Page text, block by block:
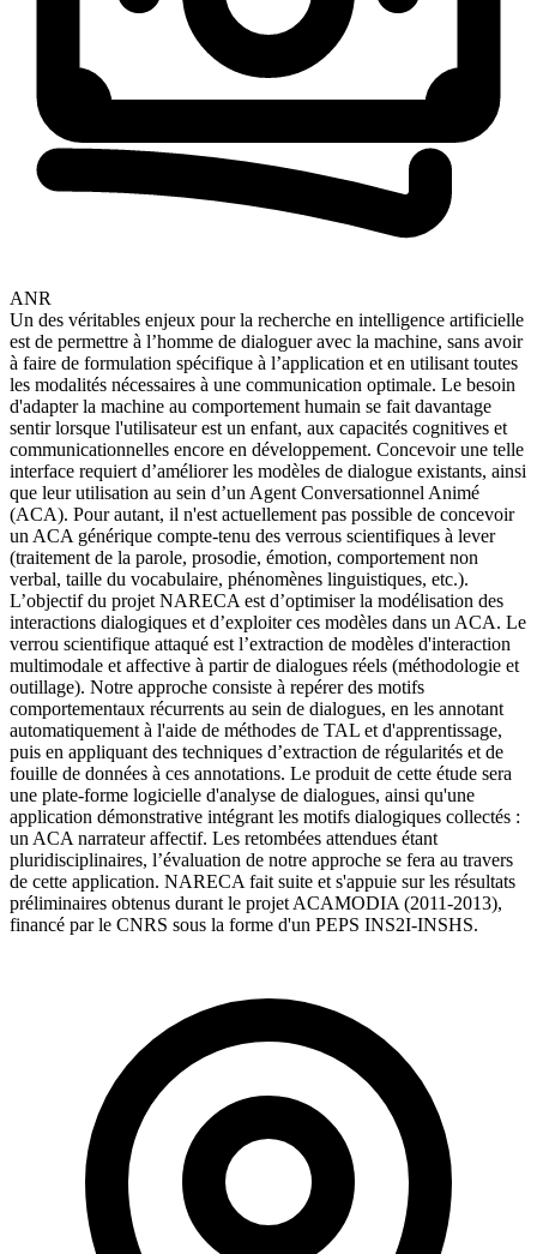
ANR
Un des véritables enjeux pour la recherche en intelligence artificielle
est de permettre à l’homme de dialoguer avec la machine, sans avoir
à faire de formulation spécifique à l’application et en utilisant toutes
les modalités nécessaires à une communication optimale. Le besoin
d'adapter la machine au comportement humain se fait davantage
sentir lorsque l'utilisateur est un enfant, aux capacités cognitives et
communicationnelles encore en développement. Concevoir une telle
interface requiert d’améliorer les modèles de dialogue existants, ainsi
que leur utilisation au sein d’un Agent Conversationnel Animé
(ACA). Pour autant, il n'est actuellement pas possible de concevoir
un ACA générique compte-tenu des verrous scientifiques à lever
(traitement de la parole, prosodie, émotion, comportement non
verbal, taille du vocabulaire, phénomènes linguistiques, etc.).
L’objectif du projet NARECA est d’optimiser la modélisation des
interactions dialogiques et d’exploiter ces modèles dans un ACA. Le
verrou scientifique attaqué est l’extraction de modèles d'interaction
multimodale et affective à partir de dialogues réels (méthodologie et
outillage). Notre approche consiste à repérer des motifs
comportementaux récurrents au sein de dialogues, en les annotant
automatiquement à l'aide de méthodes de TAL et d'apprentissage,
puis en appliquant des techniques d’extraction de régularités et de
fouille de données à ces annotations. Le produit de cette étude sera
une plate-forme logicielle d'analyse de dialogues, ainsi qu'une
application démonstrative intégrant les motifs dialogiques collectés :
un ACA narrateur affectif. Les retombées attendues étant
pluridisciplinaires, l’évaluation de notre approche se fera au travers
de cette application. NARECA fait suite et s'appuie sur les résultats
préliminaires obtenus durant le projet ACAMODIA (2011-2013),
financé par le CNRS sous la forme d'un PEPS INS2I-INSHS.